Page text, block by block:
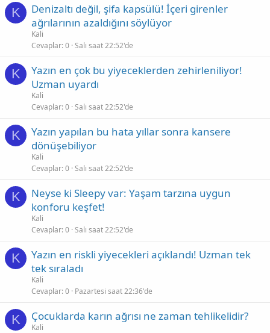
K
Denizaltı değil, şifa kapsülü! İçeri girenler
ağrılarının azaldığını söylüyor
Kali
Cevaplar 0 Salı saat 22:52'de
K
Yazın en çok bu yiyeceklerden zehirleniliyor!
Uzman uyardı
Kali
Cevaplar 0 Salı saat 22:52'de
K
Yazın yapılan bu hata yıllar sonra kansere
dönüşebiliyor
Kali
Cevaplar 0 Salı saat 22:52'de
K
Neyse ki Sleepy var: Yaşam tarzına uygun
konforu keşfet!
Kali
Cevaplar 0 Salı saat 22:52'de
K
Yazın en riskli yiyecekleri açıklandı! Uzman tek
tek sıraladı
Kali
Cevaplar 0 Pazartesi saat 22:36'de
K Çocuklarda karın ağrısı ne zaman tehlikelidir?
Kali